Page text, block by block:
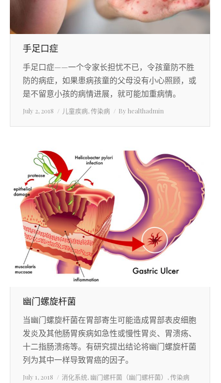
手足口症
手足口症——一个令家长担忧不已，令孩童防不胜
防的病症，如果患病孩童的父母没有小心照顾，或
是不留意小孩的病情进展，就可能加重病情。
July 2, 2018 儿童疾病,传染病 By healthadmin
幽门螺旋杆菌
当幽门螺旋杆菌在胃部寄生可能造成胃部表皮细胞
发炎及其他肠胃疾病如急性或慢性胃炎、胃溃疡、
十二指肠溃疡等。有研究提出结论将幽门螺旋杆菌
列为其中一样导致胃癌的因子。
July 1, 2018 消化系统, 幽门螺杆菌（幽门螺杆菌） ,传染病